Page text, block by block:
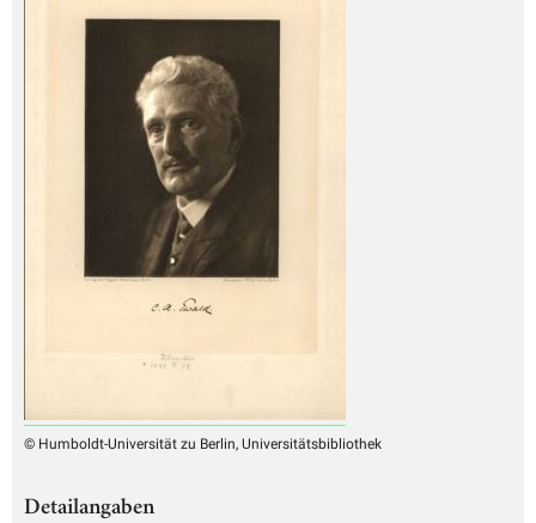
© Humboldt-Universität zu Berlin, Universitätsbibliothek
Detailangaben